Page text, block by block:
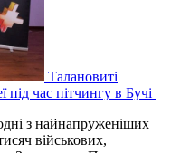
Талановиті
під час пітчингу в Бучі
з найнапруженіших
військових,